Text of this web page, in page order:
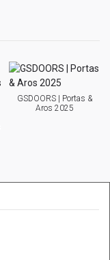
GSDOORS | Portas &
Aros 2025